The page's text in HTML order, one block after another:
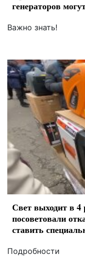
генераторов
Важно знать!
Свет выходит в 4
посоветовали
ставить
Подробности